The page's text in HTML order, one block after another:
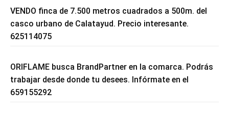
VENDO finca de 7.500 metros cuadrados a 500m. del
casco urbano de Calatayud. Precio interesante.
625114075
ORIFLAME busca BrandPartner en la comarca. Podrás
trabajar desde donde tu desees. Infórmate en el
659155292